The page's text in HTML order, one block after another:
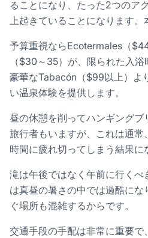
ることになり、たった2つのア
上起きていることになります。
予算重視ならEcotermales（
（$30～35）が、限られた入浴
豪華なTabacón（$99以上）よ
い温泉体験を提供します。
昼の休憩を削ってハンギング
旅行者もいますが、これは通常
時間に疲れ切ってしまう結果に
滝は午後ではなく午前に行く
は真昼の暑さの中では過酷に
ぐ場所も混雑するからです。
交通手段の手配は非常に重要で